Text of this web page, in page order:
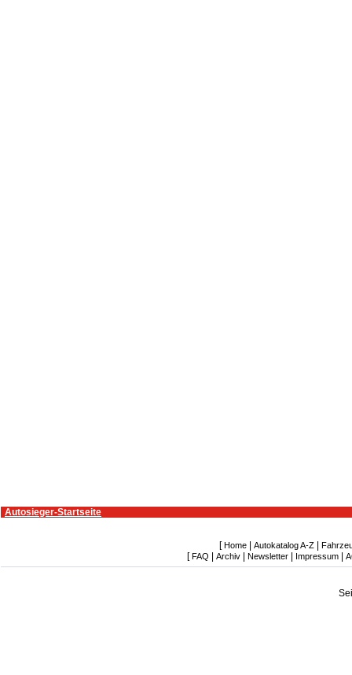
Autosieger-Startseite
[ Home| Autokatalog A-Z|
[ FAQ Archiv Newsletter Impressum